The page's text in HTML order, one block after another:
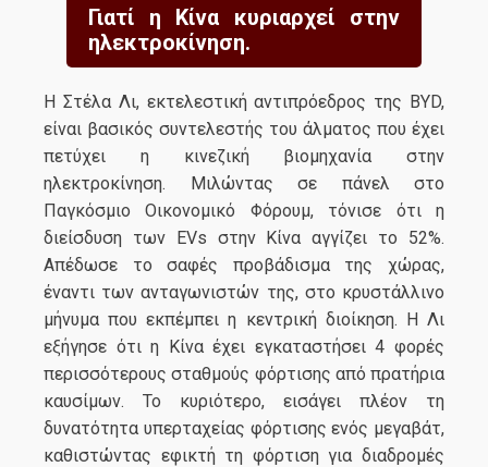
Γιατί η Κίνα κυριαρχεί στην
ηλεκτροκίνηση.
Η Στέλα Λι, εκτελεστική αντιπρόεδρος της BYD,
είναι βασικός συντελεστής του άλματος που έχει
πετύχει η κινεζική βιομηχανία στην
ηλεκτροκίνηση. Μιλώντας σε πάνελ στο
Παγκόσμιο Οικονομικό Φόρουμ, τόνισε ότι η
διείσδυση των EVs στην Κίνα αγγίζει το 52%.
Απέδωσε το σαφές προβάδισμα της χώρας,
έναντι των ανταγωνιστών της, στο κρυστάλλινο
μήνυμα που εκπέμπει η κεντρική διοίκηση. Η Λι
εξήγησε ότι η Κίνα έχει εγκαταστήσει 4 φορές
περισσότερους σταθμούς φόρτισης από πρατήρια
καυσίμων. Το κυριότερο, εισάγει πλέον τη
δυνατότητα υπερταχείας φόρτισης ενός μεγαβάτ,
καθιστώντας εφικτή τη φόρτιση για διαδρομές